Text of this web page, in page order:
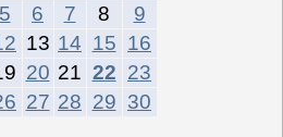
5 6 7 8
9
13 14 15 16
20 21 22 23
27 28 29 30